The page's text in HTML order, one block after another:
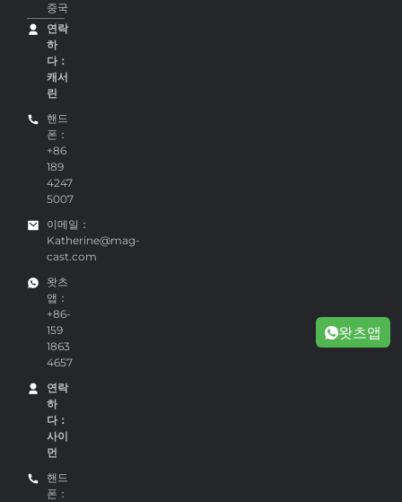
중국
연락
하
다：
캐서
린
핸드
폰：
+86
189
4247
5007
이메일：
Katherine@mag-
cast.com
왓츠
앱：
+86-
159
1863
4657
연락
하
다：
사이
먼
핸드
폰：
왓츠앱